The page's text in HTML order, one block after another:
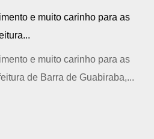
e muito carinho para as
e muito carinho para as
de Barra de Guabiraba,...